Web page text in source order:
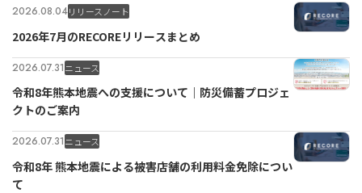
2026.08.04リリースノート
2026年7月のRECOREリリースまとめ
2026.07.31ニュース
令和8年熊本地震への支援について｜防災備蓄プロジェ
クトのご案内
2026.07.31ニュース
令和8年 熊本地震による被害店舗の利用料金免除につい
て